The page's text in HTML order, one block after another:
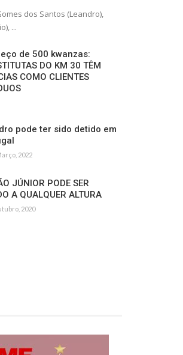
dos Santos (Leandro),
...
de 500 kwanzas:
DO KM 30 TÊM
COMO CLIENTES
pode ter sido detido em
2022
JÚNIOR PODE SER
A QUALQUER ALTURA
2020